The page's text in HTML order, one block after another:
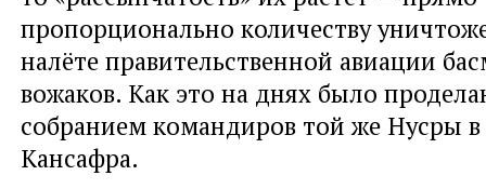
пропорционально количеству
налёте правительственной авиации
вожаков. Как это на днях было
собранием командиров той же Нусры в
Кансафра.